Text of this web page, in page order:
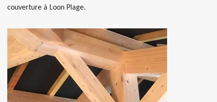
couverture à Loon Plage.